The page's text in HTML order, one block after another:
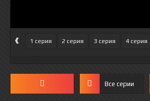
‹ 1 серия 2 серия 3 серия 4 серия
Все серии